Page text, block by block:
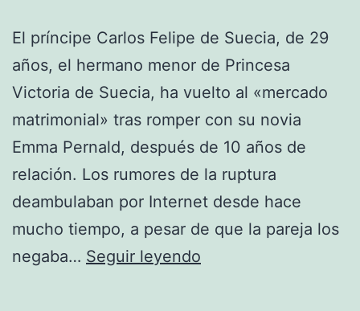
El príncipe Carlos Felipe de Suecia, de 29
años, el hermano menor de Princesa
Victoria de Suecia, ha vuelto al «mercado
matrimonial» tras romper con su novia
Emma Pernald, después de 10 años de
relación. Los rumores de la ruptura
deambulaban por Internet desde hace
mucho tiempo, a pesar de que la pareja los
negaba… Seguir leyendo